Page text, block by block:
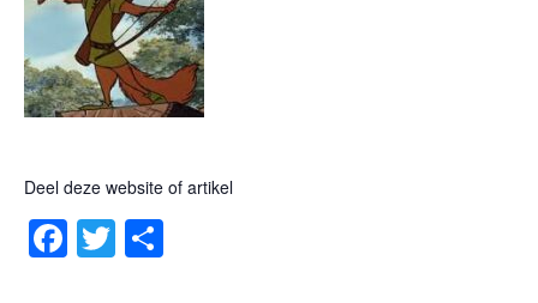
Deel deze website of artikel
Facebook
Twitter